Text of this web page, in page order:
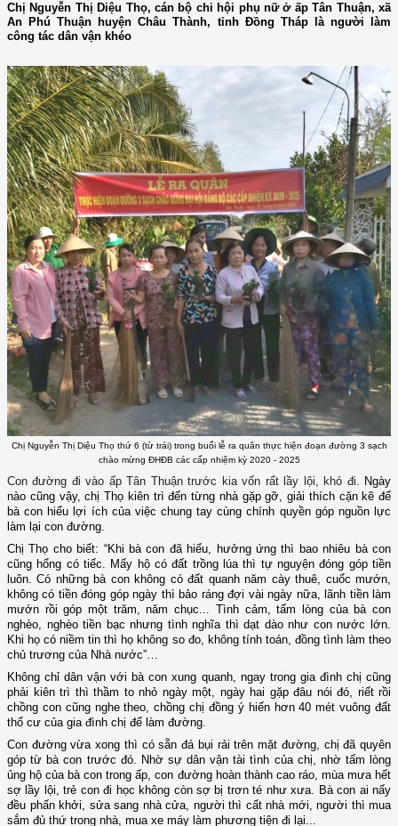
Chị Nguyễn Thị Diệu Thọ, cán bộ chi hội phụ nữ ở ấp Tân Thuận, xã
An Phú Thuận huyện Châu Thành, tỉnh Đồng Tháp là người làm
công tác dân vận khéo
Chị Nguyễn Thị Diệu Thọ thứ 6 (từ trái) trong buổi lễ ra quân thực hiện đoạn đường 3 sạch
chào mừng ĐHĐB các cấp nhiệm kỳ 2020 - 2025
Con đường đi vào ấp Tân Thuận trước kia vốn rất lầy lội, khó đi.
Ngày
nào cũng vậy, chị Thọ kiên trì đến từng nhà gặp gỡ, giải thích cặn kẽ để
bà con hiểu lợi ích của việc chung tay cùng chính quyền góp nguồn lực
làm lại con đường.
Chị Thọ cho biết: “Khi bà con đã hiểu, hưởng ứng thì bao nhiêu bà con
cũng hổng có tiếc. Mấy hộ có đất trồng lúa thì tự nguyện đóng góp tiền
luôn. Có những bà con không có đất quanh năm cày thuê, cuốc mướn,
không có tiền đóng góp ngày thì bảo ráng đợi vài ngày nữa, lãnh tiền làm
mướn rồi góp một trăm, năm chục... Tình cảm, tấm lòng của bà con
nghèo, nghèo tiền bạc nhưng tình nghĩa thì dạt dào như con nước lớn.
Khi họ có niềm tin thì họ không so đo, không tính toán, đồng tình làm theo
chủ trương của Nhà nước”…
Không chỉ dân vận với bà con xung quanh, ngay trong gia đình chị cũng
phải kiên trì thì thầm to nhỏ ngày một, ngày hai gặp đâu nói đó, riết rồi
chồng con cũng nghe theo, chồng chị đồng ý hiến hơn 40 mét vuông đất
thổ cư của gia đình chị để làm đường.
Con đường vừa xong thì có sẵn đá bụi rải trên mặt đường, chị đã quyên
góp từ bà con trước đó. Nhờ sự dân vận tài tình của chị, nhờ tấm lòng
ủng hộ của bà con trong ấp, con đường hoàn thành cao ráo, mùa mưa hết
sợ lầy lội, trẻ con đi học không còn sợ bị trơn té như xưa. Bà con ai nấy
đều phấn khởi, sửa sang nhà cửa, người thì cất nhà mới, người thì mua
sắm đủ thứ trong nhà, mua xe máy làm phương tiện đi lại...